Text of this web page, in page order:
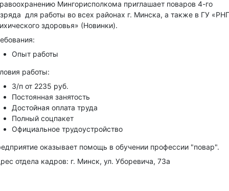
Мингорисполкома приглашает поваров 4-го
для работы во всех районах г. Минска, а также в ГУ
здоровья» (Новинки).
Опыт работы
работы:
З/п от 2235 руб.
Постоянная занятость
Достойная оплата труда
Полный соцпакет
Официальное трудоустройство
оказывает помощь в обучении профессии "повар".
отдела кадров: г. Минск, ул. Уборевича, 73а